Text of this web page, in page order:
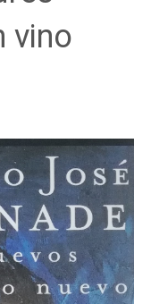
vino